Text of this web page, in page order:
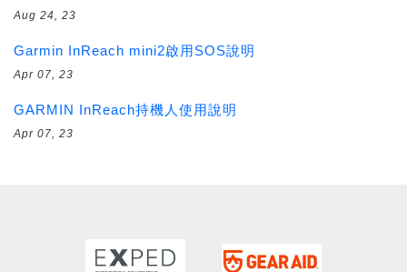
Aug 24, 23
Garmin InReach mini2啟用SOS說明
Apr 07, 23
GARMIN InReach持機人使用說明
Apr 07, 23